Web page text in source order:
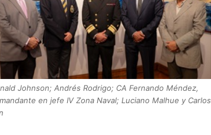
Johnson; Andrés Rodrigo; CA Fernando Méndez,
en jefe IV Zona Naval; Luciano Malhue y Carlos